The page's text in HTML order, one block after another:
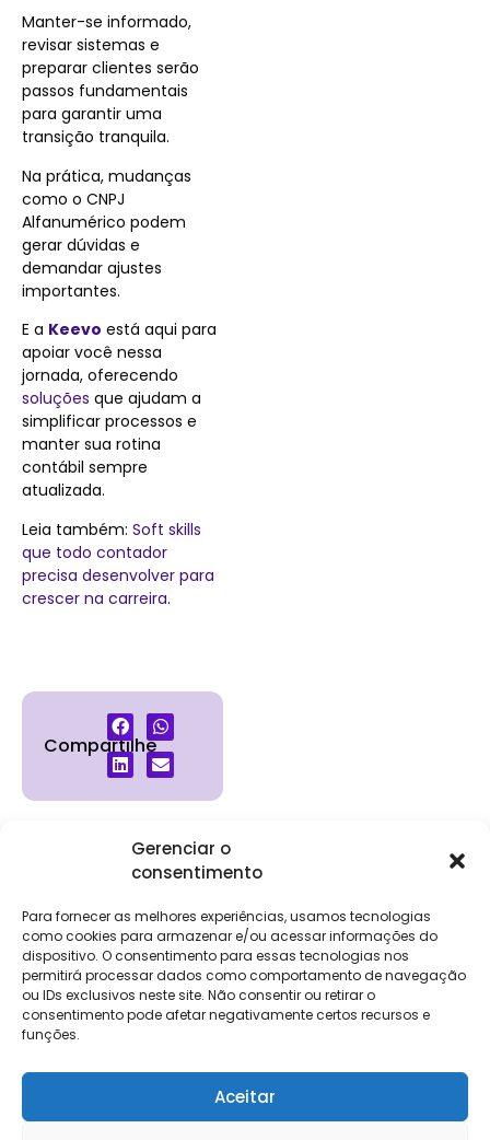
Gerenciar o
consentimento
Para fornecer as melhores experiências, usamos tecnologias
como cookies para armazenar e/ou acessar informações do
dispositivo. O consentimento para essas tecnologias nos
permitirá processar dados como comportamento de navegação
ou IDs exclusivos neste site. Não consentir ou retirar o
consentimento pode afetar negativamente certos recursos e
funções.
Aceitar
Manter-se informado,
revisar sistemas e
preparar clientes serão
passos fundamentais
para garantir uma
transição tranquila.
Na prática, mudanças
como o CNPJ
Alfanumérico podem
gerar dúvidas e
demandar ajustes
importantes.
E a Keevo está aqui para
apoiar você nessa
jornada, oferecendo
soluções que ajudam a
simplificar processos e
manter sua rotina
contábil sempre
atualizada.
Leia também: Soft skills
que todo contador
precisa desenvolver para
crescer na carreira.
Compartilhe
Institucional
Trabalhe
Conosco
Contato
Relatório de
Salarial
Clientes
Login
Eventos
Contábeis
Holos
NG Essence
Soluções
DP e RH
NG Folha
eKeep
FisCo